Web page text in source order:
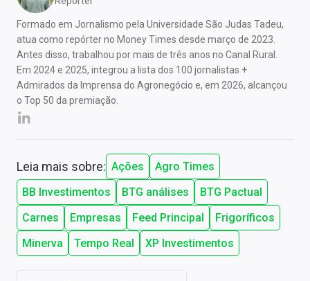
Formado em Jornalismo pela Universidade São Judas Tadeu,
atua como repórter no Money Times desde março de 2023.
Antes disso, trabalhou por mais de três anos no Canal Rural.
Em 2024 e 2025, integrou a lista dos 100 jornalistas +
Admirados da Imprensa do Agronegócio e, em 2026, alcançou
o Top 50 da premiação.
Leia mais sobre: Ações
Agro Times
BB Investimentos
BTG análises
BTG Pactual
Carnes
Empresas Feed Principal
Frigoríficos
Minerva
Tempo Real XP Investimentos